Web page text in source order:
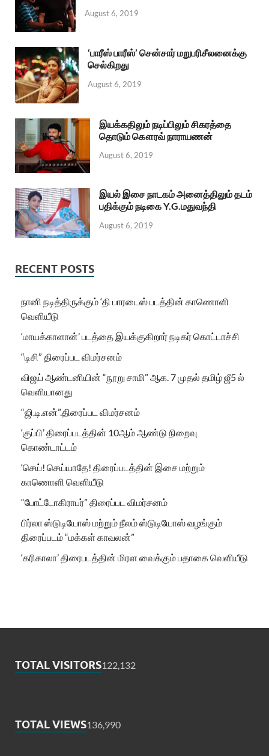
August 6, 2019
‘பாரீஸ் பாரீஸ்’ சென்சார் மறுபரிசீலனைக்கு
செல்கிறது
August 6, 2019
இயக்கதிலும் நடிப்பிலும் சிகரத்தை
தொடும் கௌரவ் நாராயணன்
August 6, 2019
இயல் இசை நாடகம் அனைத்திலும் தடம்
பதிக்கும் நடிகை Y.G.மதுவந்தி
August 6, 2019
RECENT POSTS
நானி நடித்திருக்கும் ‘தி பாரடைஸ் படத்தின் காணொளி
வெளியீடு
‘மாயக்காளான்’ படத்தை இயக்குகிறார் நடிகர் கொட்டாச்சி
“டிசி” திரைப்பட விமர்சனம்
விஜய் ஆண்டனியின் “நூறு சாமி” ஆக. 7 முதல் தமிழ் ஜீ5 ல்
வெளியானது
“ஜி.டி.என்”.திரைப்பட விமர்சனம்
‘குப்பி’ திரைப்படத்தின் 10ஆம் ஆண்டு நிறைவு
கொண்டாட்டம்
‘செய்! செய்யாதே! திரைப்படத்தின் இசை மற்றும்
காணொளி வெளியீடு
“போட்டோகிராபர்” திரைப்பட விமர்சனம்
பிர்லா ஸ்டுடியோஸ் மற்றும் நீலம் ஸ்டுடியோஸ் வழங்கும்
திரைப்படம் “மக்கள் காவலன்”
‘கரிகாலா’ திரைபடத்தின் மிரள வைக்கும் பதாகை வெளியீடு
TOTAL VISITORS122,132
TOTAL VIEWS136,990